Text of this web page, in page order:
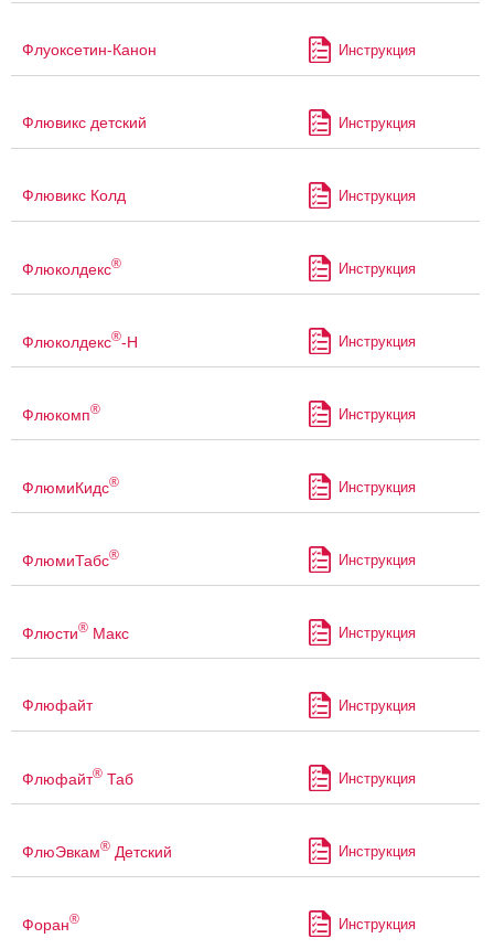
Флуоксетин-Канон Инструкция
Флювикс детский Инструкция
Флювикс Колд Инструкция
Флюколдекс® Инструкция
Флюколдекс®-Н Инструкция
Флюкомп® Инструкция
ФлюмиКидс® Инструкция
ФлюмиТабс® Инструкция
Флюсти® Макс Инструкция
Флюфайт Инструкция
Флюфайт® Таб Инструкция
ФлюЭвкам® Детский Инструкция
Форан® Инструкция